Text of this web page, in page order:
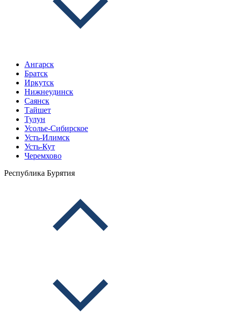
Ангарск
Братск
Иркутск
Нижнеудинск
Саянск
Тайшет
Тулун
Усолье-Сибирское
Усть-Илимск
Усть-Кут
Черемхово
Республика Бурятия